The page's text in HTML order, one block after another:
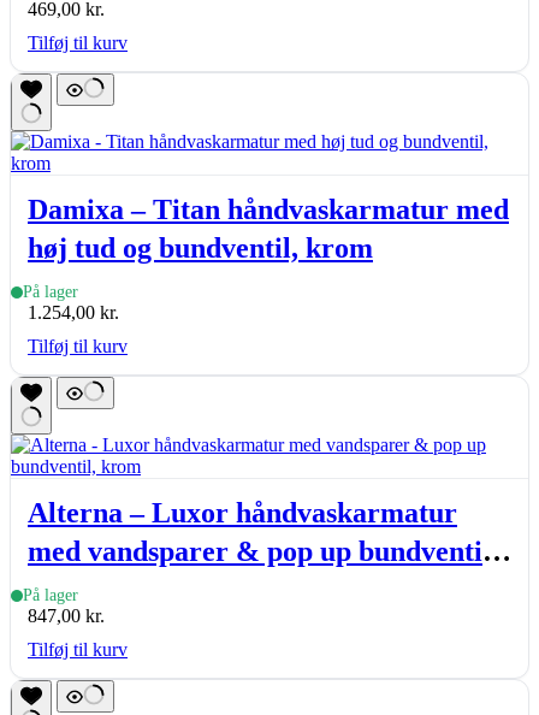
469,00 kr.
Tilføj til kurv
Damixa – Titan håndvaskarmatur med
høj tud og bundventil, krom
På lager
1.254,00 kr.
Tilføj til kurv
Alterna – Luxor håndvaskarmatur
med vandsparer & pop up bundventil,
krom
På lager
847,00 kr.
Tilføj til kurv